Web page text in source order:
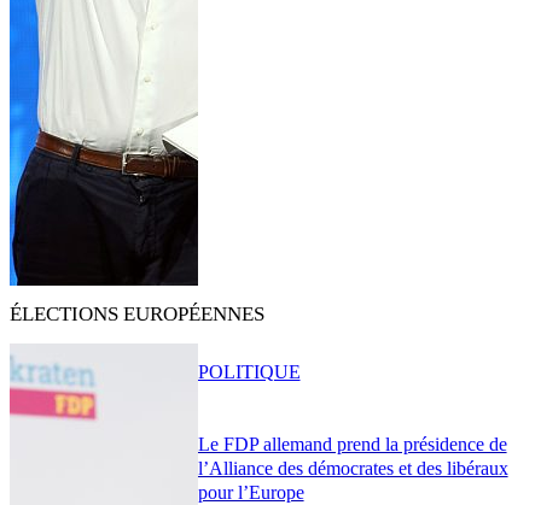
ÉLECTIONS EUROPÉENNES
Le FDP allemand prend la présidence de
l’Alliance des démocrates et des libéraux
pour l’Europe
POLITIQUE